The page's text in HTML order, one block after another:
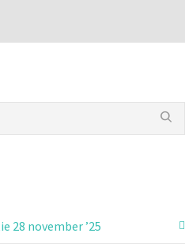
28 november ’25